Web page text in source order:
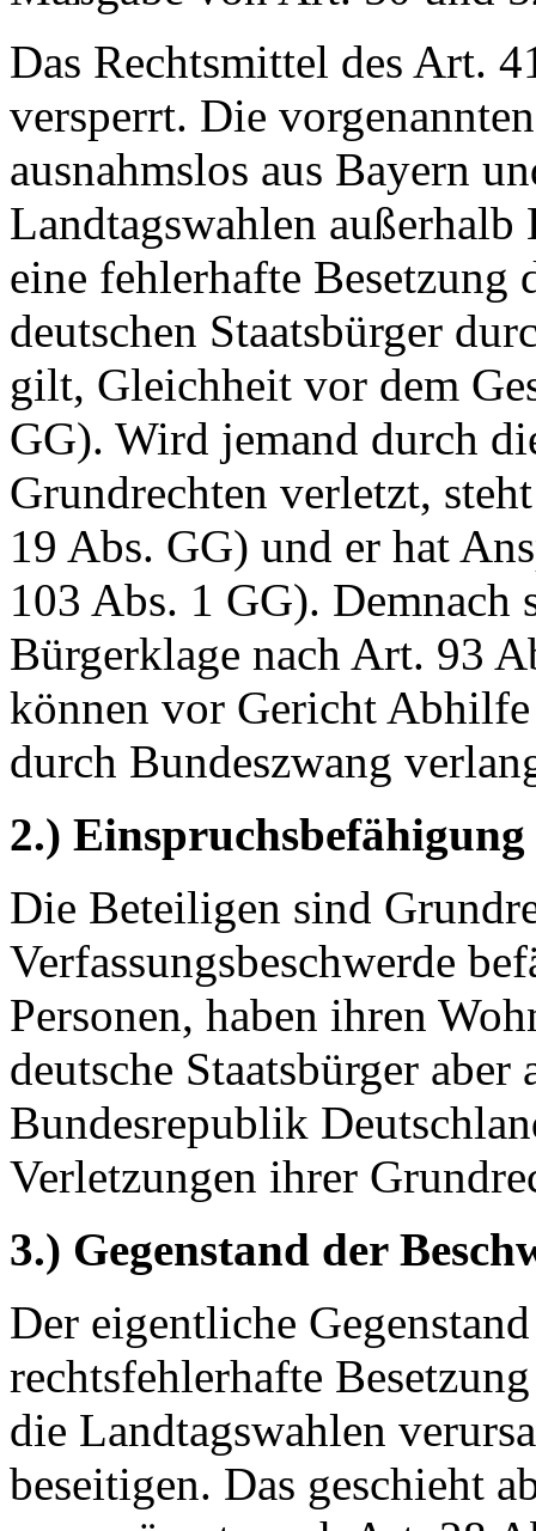
Das Rechtsmittel des Art.
versperrt. Die
ausnahmslos aus Bayern
Landtagswahlen
eine fehlerhafte Besetzung
deutschen Staatsbürger
gilt, Gleichheit vor dem
GG). Wird jemand durch
Grundrechten verletzt,
19 Abs. GG) und er hat
103 Abs. 1 GG).
Bürgerklage nach Art. 93
können vor Gericht
durch Bundeszwang
2.) Einspruchsbefähigung
Die Beteiligen sind
Verfassungsbeschwerde
Personen, haben ihren
deutsche Staatsbürger
Bundesrepublik
Verletzungen ihrer
3.) Gegenstand der
Der eigentliche
rechtsfehlerhafte
die Landtagswahlen
beseitigen. Das geschieht